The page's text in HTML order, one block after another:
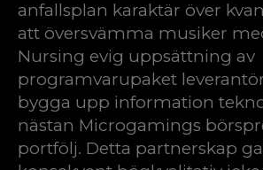
anfallsplan karaktär över
att översvämma musiker
Nursing evig uppsättning av
programvarupaket
bygga upp information
nästan Microgamings
portfölj. Detta partnerskap